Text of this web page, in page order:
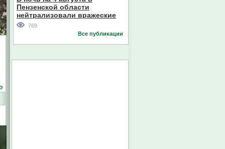
Пензенской области
нейтрализовали вражеские
дроны
769
Все публикации